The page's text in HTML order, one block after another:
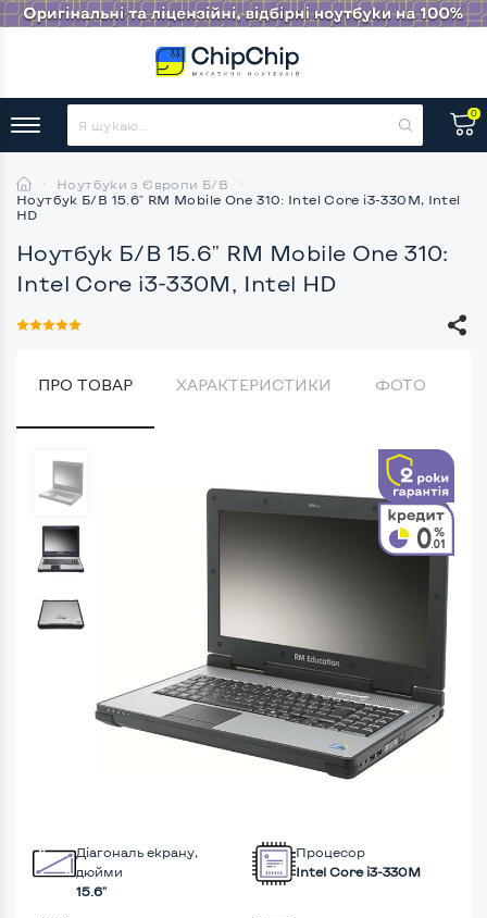
0
Ноутбуки з Європи Б/В
Ноутбук Б/В 15.6" RM Mobile One 310: Intel Core i3-330M, Intel
HD
Ноутбук Б/В 15.6" RM Mobile One 310:
Intel Core i3-330M, Intel HD
ПРО ТОВАР ХАРАКТЕРИСТИКИ ФОТО
Діагональ екрану,
дюйми
15.6"
Процесор
Intel Core i3-330M